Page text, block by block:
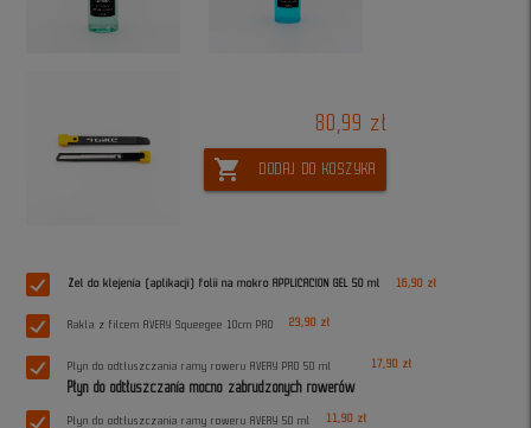
80,99 zł
shopping_cart DODAJ DO KOSZYKA
Żel do klejenia (aplikacji) folii na mokro APPLICACION GEL 50 ml 16,90 zł
Rakla z filcem AVERY Squeegee 10cm PRO 23,90 zł
Płyn do odtłuszczania ramy roweru AVERY PRO 50 ml
Płyn do odtłuszczania mocno zabrudzonych rowerów
17,90 zł
Płyn do odtłuszczania ramy roweru AVERY 50 ml 11,90 zł